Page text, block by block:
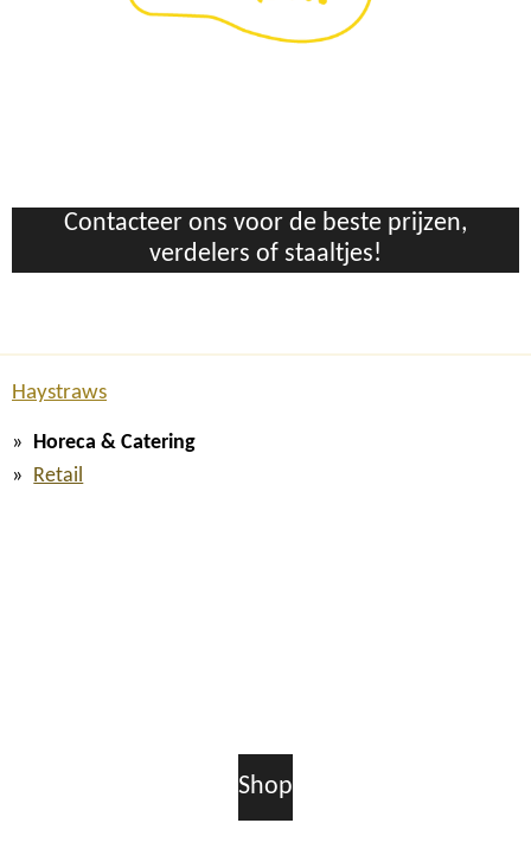
Contacteer ons voor de beste prijzen,
verdelers of staaltjes!
Haystraws
Horeca & Catering
Retail
Shop